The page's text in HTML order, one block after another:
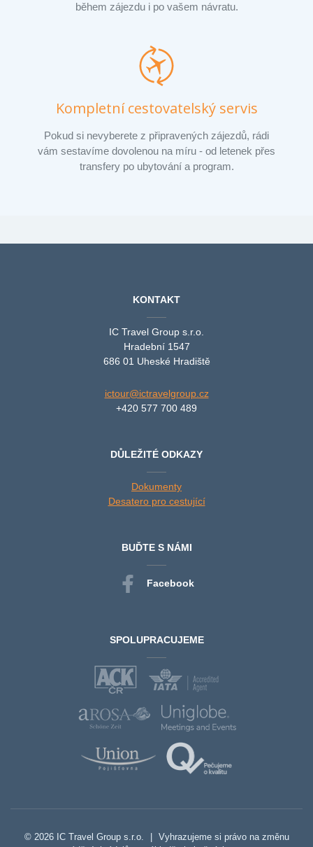
během zájezdu i po vašem návratu.
Kompletní cestovatelský servis
Pokud si nevyberete z připravených zájezdů, rádi
vám sestavíme dovolenou na míru - od letenek přes
transfery po ubytování a program.
KONTAKT
IC Travel Group s.r.o.
Hradební 1547
686 01 Uheské Hradiště
ictour@ictravelgroup.cz
+420 577 700 489
DŮLEŽITÉ ODKAZY
Dokumenty
Desatero pro cestující
BUĎTE S NÁMI
Facebook
SPOLUPRACUJEME
© 2026 IC Travel Group s.r.o. |
Vyhrazujeme si právo na změnu